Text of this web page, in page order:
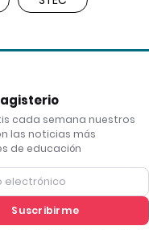
cada semana nuestros
las noticias más
de educación
Suscribirme